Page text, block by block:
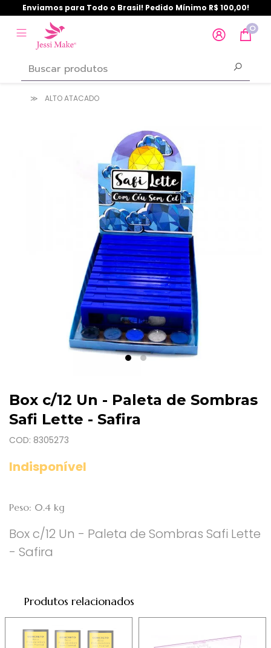
Enviamos para Todo o Brasil! Pedido Mínimo R$ 100,00!
0
ALTO ATACADO
Box c/12 Un - Paleta de Sombras
Safi Lette - Safira
COD: 8305273
Indisponível
Peso: 0.4 kg
Box c/12 Un - Paleta de Sombras Safi Lette
- Safira
Produtos relacionados